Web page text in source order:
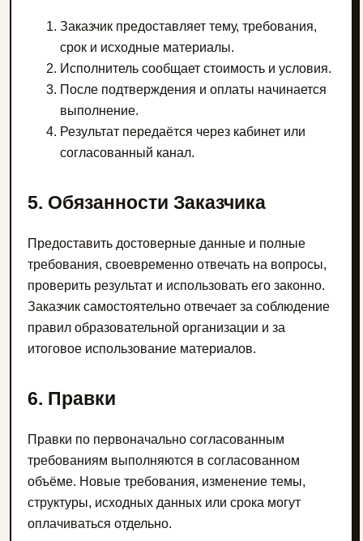
Заказчик предоставляет тему, требования,
срок и исходные материалы.
Исполнитель сообщает стоимость и условия.
После подтверждения и оплаты начинается
выполнение.
Результат передаётся через кабинет или
согласованный канал.
5. Обязанности Заказчика
Предоставить достоверные данные и полные
требования, своевременно отвечать на вопросы,
проверить результат и использовать его законно.
Заказчик самостоятельно отвечает за соблюдение
правил образовательной организации и за
итоговое использование материалов.
6. Правки
Правки по первоначально согласованным
требованиям выполняются в согласованном
объёме. Новые требования, изменение темы,
структуры, исходных данных или срока могут
оплачиваться отдельно.